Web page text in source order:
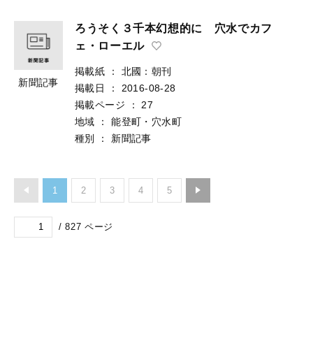
新聞記事
ろうそく３千本幻想的に 穴水でカフ
ェ・ローエル
掲載紙 ：
北國：朝刊
掲載日
：
2016-08-28
掲載ページ
：
27
地域
：
能登町・穴水町
種別
： 新聞記事
1 2 3 4 5
/ 827 ページ